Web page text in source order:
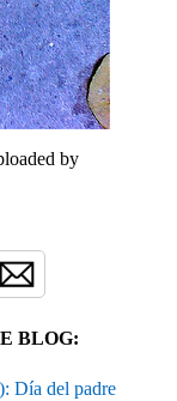
by
BLOG:
Día del padre